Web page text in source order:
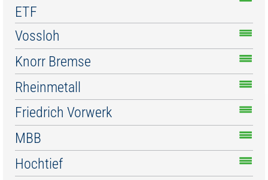
ETF
Vossloh
Knorr Bremse
Rheinmetall
Friedrich Vorwerk
MBB
Hochtief